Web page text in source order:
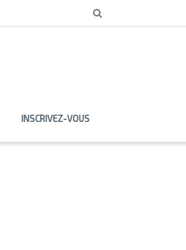
INSCRIVEZ-VOUS